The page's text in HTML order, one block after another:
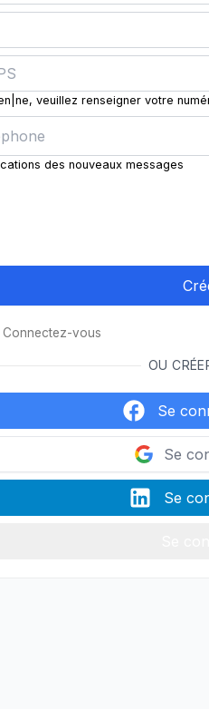
veuillez renseigner votre
des nouveaux messages
Connectez-vous
OU
Se
Se
Se